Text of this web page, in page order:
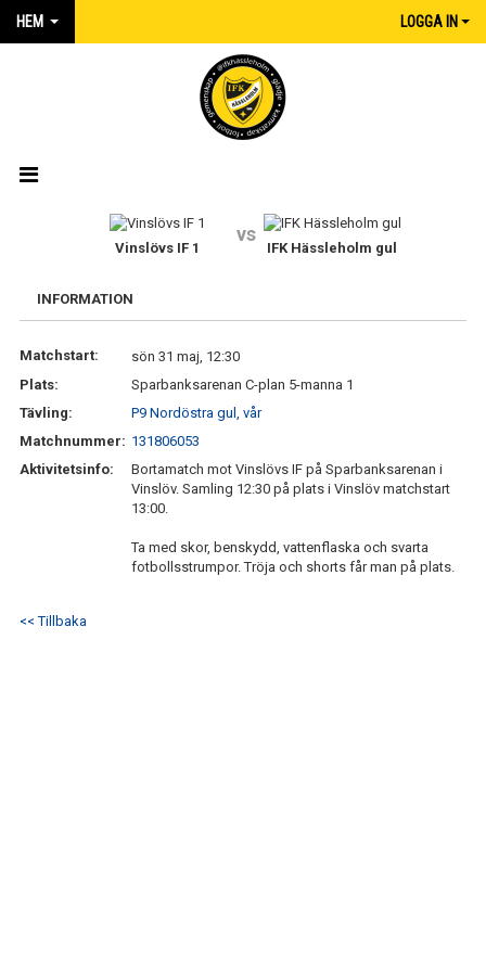
HEM LOGGA IN
KALENDER
IFK:AREN
KLUBBSHOP INTERSPORT
IFK GER TILLBAKA
Vinslövs IF 1
vs
IFK Hässleholm gul
INFORMATION
Matchstart:
sön 31 maj, 12:30
Plats:
Sparbanksarenan C-plan 5-manna 1
Tävling:
P9 Nordöstra gul, vår
Matchnummer: 131806053
Aktivitetsinfo:
Bortamatch mot Vinslövs IF på Sparbanksarenan i
Vinslöv. Samling 12:30 på plats i Vinslöv matchstart
13:00.
Ta med skor, benskydd, vattenflaska och svarta
fotbollsstrumpor. Tröja och shorts får man på plats.
<< Tillbaka